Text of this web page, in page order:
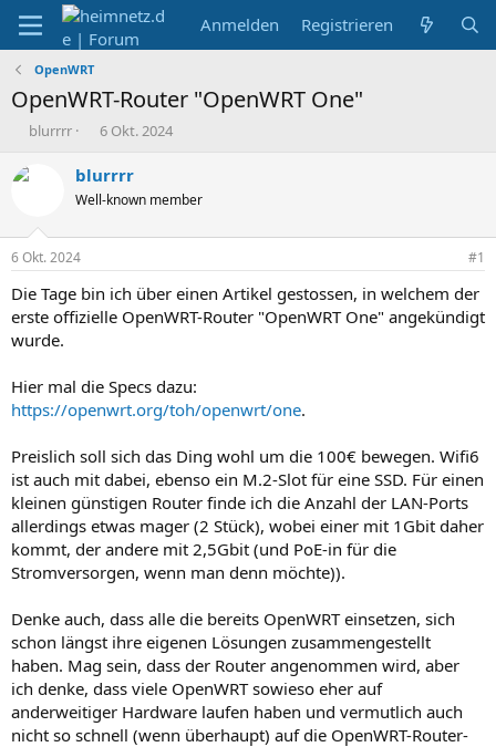
Anmelden Registrieren
OpenWRT
OpenWRT-Router "OpenWRT One"
E
s
l
e
r
blurrrr
E
s
t
e
t
a
m
6 Okt. 2024
blurrrr
Well-known member
6 Okt. 2024 #1
Die Tage bin ich über einen Artikel gestossen, in welchem der
erste offizielle OpenWRT-Router "OpenWRT One" angekündigt
wurde.
Hier mal die Specs dazu:
https://openwrt.org/toh/openwrt/one.
Preislich soll sich das Ding wohl um die 100€ bewegen. Wifi6
ist auch mit dabei, ebenso ein M.2-Slot für eine SSD. Für einen
kleinen günstigen Router finde ich die Anzahl der LAN-Ports
allerdings etwas mager (2 Stück), wobei einer mit 1Gbit daher
kommt, der andere mit 2,5Gbit (und PoE-in für die
Stromversorgen, wenn man denn möchte)).
Denke auch, dass alle die bereits OpenWRT einsetzen, sich
schon längst ihre eigenen Lösungen zusammengestellt
haben. Mag sein, dass der Router angenommen wird, aber
ich denke, dass viele OpenWRT sowieso eher auf
anderweitiger Hardware laufen haben und vermutlich auch
nicht so schnell (wenn überhaupt) auf die OpenWRT-Router-